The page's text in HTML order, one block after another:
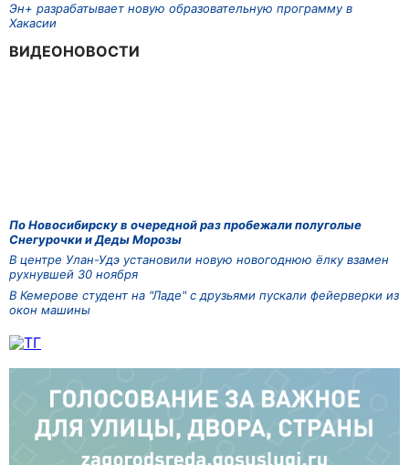
Эн+ разрабатывает новую образовательную программу в
Хакасии
ВИДЕОНОВОСТИ
По Новосибирску в очередной раз пробежали полуголые
Снегурочки и Деды Морозы
В центре Улан-Удэ установили новую новогоднюю ёлку взамен
рухнувшей 30 ноября
В Кемерове студент на "Ладе" с друзьями пускали фейерверки из
окон машины